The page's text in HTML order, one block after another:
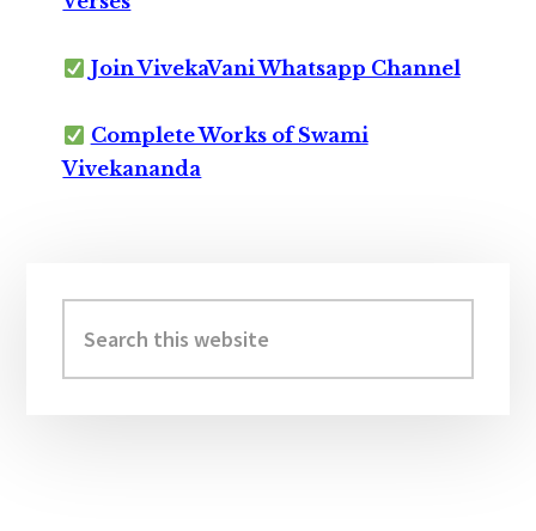
Join VivekaVani Whatsapp Channel
Complete Works of Swami
Vivekananda
Sidebar
this
website